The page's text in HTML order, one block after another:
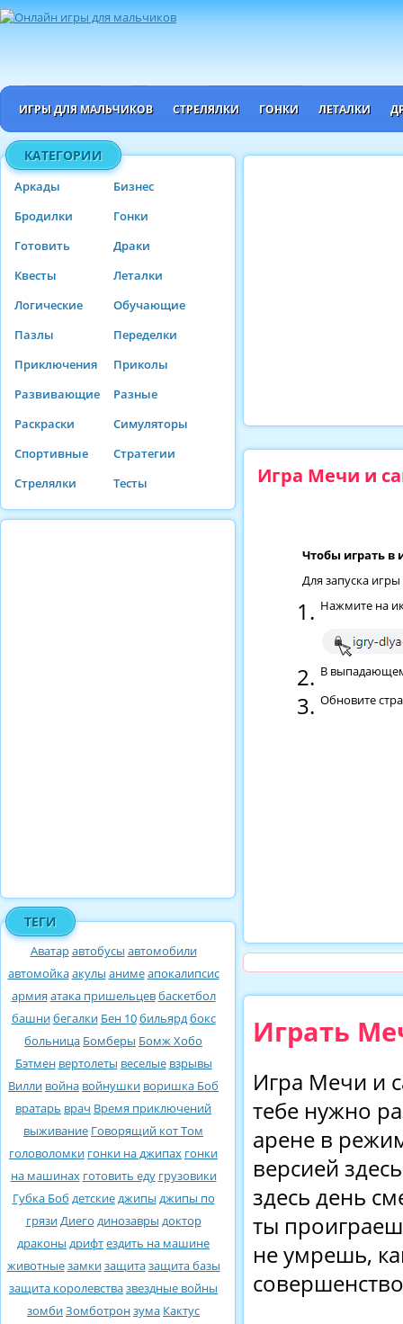
ИГРЫ ДЛЯ МАЛЬЧИКОВ СТРЕЛЯЛКИ ГОНКИ ЛЕТАЛКИ
КАТЕГОРИИ
Аркады
Бизнес
Бродилки
Гонки
Готовить
Драки
Квесты
Леталки
Логические
Обучающие
Пазлы
Переделки
Приключения
Приколы
Развивающие
Разные
Раскраски
Симуляторы
Спортивные
Стратегии
Стрелялки
Тесты
ТЕГИ
Аватаравтобусы автомобили
автомойкаакулы анимеапокалипсис
армия атака пришельцевбаскетбол
башнибегалки Бен 10бильярдбокс
больница Бомберы Бомж Хобо
Бэтмен вертолеты веселые взрывы
Вилли война войнушки воришка Боб
вратарь врач Время приключений
выживание Говорящий кот Том
головоломки гонки на джипах гонки
на машинах готовить еду грузовики
Губка Боб детскиеджипы джипы по
грязиДиего динозавры доктор
драконы дрифтездить на машине
животныезамкизащитазащита базы
защита королевствазвездные войны
зомбиЗомботронзума Кактус
Игра Мечи и
Чтобы играть в
Для запуска
Нажмите на
В
Обновите
Играть
Игра Мечи и
тебе нужно
арене в
версией
здесь день
ты
не умрешь,